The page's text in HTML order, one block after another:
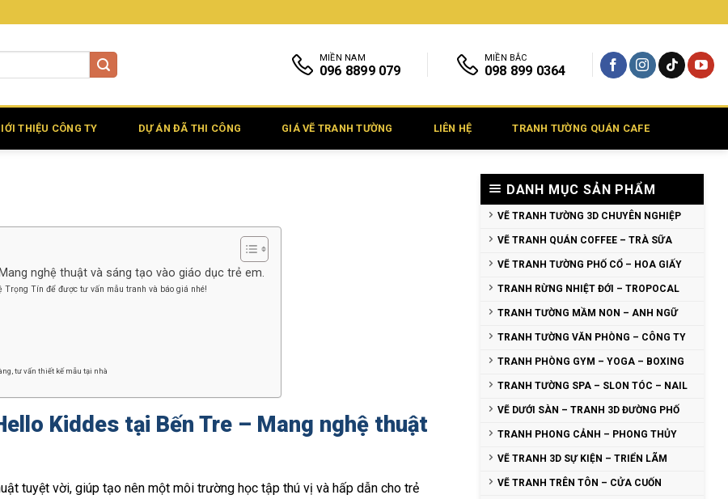
MIỀN NAM
096 8899 079
MIỀN BẮC
098 899 0364
THIỆU CÔNG TY DỰ ÁN ĐÃ THI CÔNG GIÁ VẼ TRANH TƯỜNG LIÊN HỆ TRANH TƯỜNG QUÁN CAFE
nghệ thuật và sáng tạo vào giáo dục trẻ em.
Tín để được tư vấn mẫu tranh và báo giá nhé!
tư vấn thiết kế mẫu tại nhà
Kiddes tại Bến Tre – Mang nghệ thuật
tuyệt vời, giúp tạo nên một môi trường học tập thú vị và hấp dẫn cho trẻ
DANH MỤC SẢN PHẨM
VẼ TRANH TƯỜNG 3D CHUYÊN NGHIỆP
VẼ TRANH QUÁN COFFEE – TRÀ SỮA
VẼ TRANH TƯỜNG PHỐ CỔ – HOA GIẤY
TRANH RỪNG NHIỆT ĐỚI – TROPOCAL
TRANH TƯỜNG MẦM NON – ANH NGỮ
TRANH TƯỜNG VĂN PHÒNG – CÔNG TY
TRANH PHÒNG GYM – YOGA – BOXING
TRANH TƯỜNG SPA – SLON TÓC – NAIL
VẼ DƯỚI SÀN – TRANH 3D ĐƯỜNG PHỐ
TRANH PHONG CẢNH – PHONG THỦY
VẼ TRANH 3D SỰ KIỆN – TRIỂN LÃM
VẼ TRANH TRÊN TÔN – CỬA CUỐN